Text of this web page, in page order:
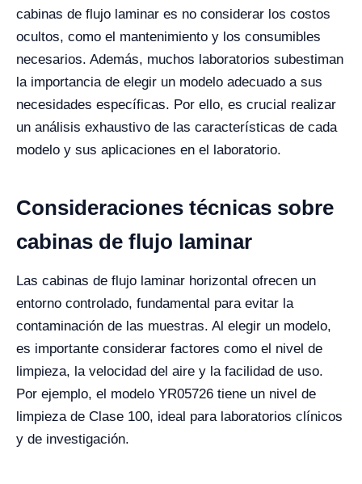
cabinas de flujo laminar es no considerar los costos
ocultos, como el mantenimiento y los consumibles
necesarios. Además, muchos laboratorios subestiman
la importancia de elegir un modelo adecuado a sus
necesidades específicas. Por ello, es crucial realizar
un análisis exhaustivo de las características de cada
modelo y sus aplicaciones en el laboratorio.
Consideraciones técnicas sobre
cabinas de flujo laminar
Las cabinas de flujo laminar horizontal ofrecen un
entorno controlado, fundamental para evitar la
contaminación de las muestras. Al elegir un modelo,
es importante considerar factores como el nivel de
limpieza, la velocidad del aire y la facilidad de uso.
Por ejemplo, el modelo YR05726 tiene un nivel de
limpieza de Clase 100, ideal para laboratorios clínicos
y de investigación.